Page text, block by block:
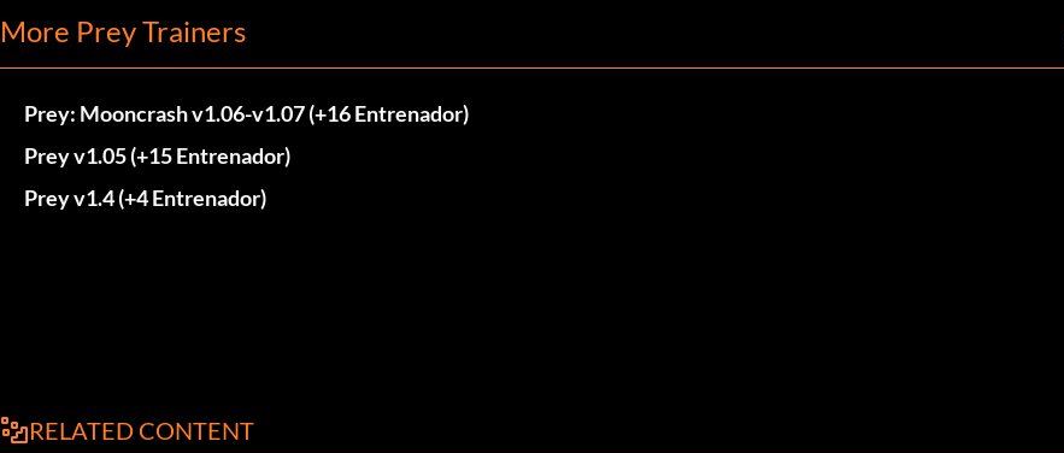
More Prey Trainers
Prey: Mooncrash v1.06-v1.07 (+16 Entrenador)
Prey v1.05 (+15 Entrenador)
Prey v1.4 (+4 Entrenador)
RELATED CONTENT